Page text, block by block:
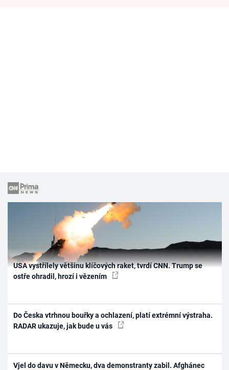
USA vystřílely většinu klíčových raket, tvrdí CNN. Trump se
ostře ohradil, hrozí i vězením
Do Česka vtrhnou bouřky a ochlazení, platí extrémní výstraha.
RADAR ukazuje, jak bude u vás
Vjel do davu v Německu, dva demonstranty zabil. Afghánec